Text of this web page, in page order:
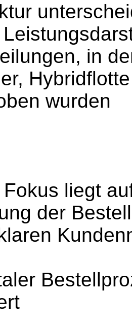
in
wurden
liegt
der